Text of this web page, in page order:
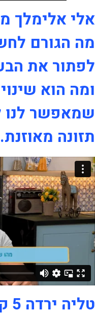
אלי אלימלך
מה הגורם
לפתור את
ומה הוא
שמאפשר לנו
תזונה מאוזנת.
טליה ירדה 5 ק"ג!